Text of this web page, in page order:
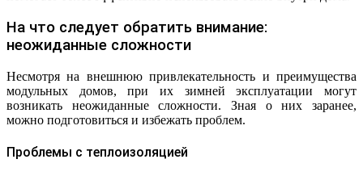
На что следует обратить внимание:
неожиданные сложности
Несмотря на внешнюю привлекательность и преимущества
модульных домов, при их зимней эксплуатации могут
возникать неожиданные сложности. Зная о них заранее,
можно подготовиться и избежать проблем.
Проблемы с теплоизоляцией